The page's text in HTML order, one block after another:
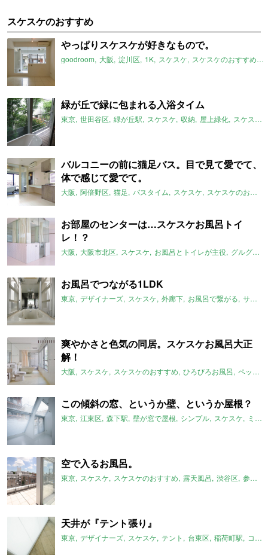
スケスケのおすすめ
やっぱりスケスケが好きなもので。
goodroom 大阪 淀川区 1K スケスケ スケスケのおすすめ
緑が丘で緑に包まれる入浴タイム
東京 世田谷区 緑が丘駅 スケスケ 収納 屋上緑化 スケスケのおすすめ
バルコニーの前に猫足バス。目で見て愛でて、
体で感じて愛でて。
大阪 阿倍野区 猫足 バスタイム スケスケ スケスケのおすすめ
お部屋のセンターは…スケスケお風呂トイ
レ！？
大阪 大阪市北区 スケスケ お風呂とトイレが主役 グルグル系
お風呂でつながる1LDK
東京 デザイナーズ スケスケ 外廊下 お風呂で繋がる サンルーム
爽やかさと色気の同居。スケスケお風呂大正
解！
大阪 スケスケ スケスケのおすすめ ひろびろお風呂 ペット可
この傾斜の窓、というか壁、というか屋根？
東京 江東区 森下駅 壁が窓で屋根 シンプル スケスケ ミニマム
空で入るお風呂。
東京 スケスケ スケスケのおすすめ 露天風呂 渋谷区 参宮橋駅
天井が『テント張り』
東京 デザイナーズ スケスケ テント 台東区 稲荷町駅 コンクリート